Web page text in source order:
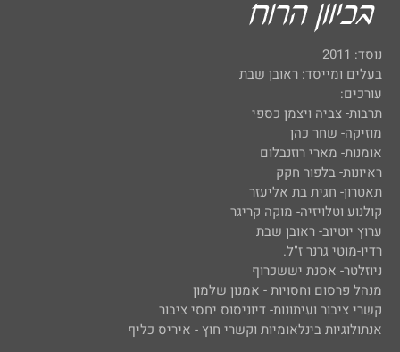
נוסד: 2011
בעלים ומייסד: ראובן שבת
עורכים:
תרבות- צביה ויצמן כספי
מוזיקה- שחר כהן
אומנות- מארי רוזנבלום
ראיונות- בלפור חקק
תאטרון- חגית בת אליעזר
קולנוע וטלויזיה- מוקה קריגר
ערוץ יוטיוב- ראובן שבת
רדיו-מוטי גרנר ז"ל.
ניוזלטר- אסנת יששכרוף
מנהל פרסום וחסויות - אמנון שלמון
קשרי ציבור ועיתונות- דיוניסוס יחסי ציבור
אנתולוגיות בינלאומיות וקשרי חוץ - איריס כליף